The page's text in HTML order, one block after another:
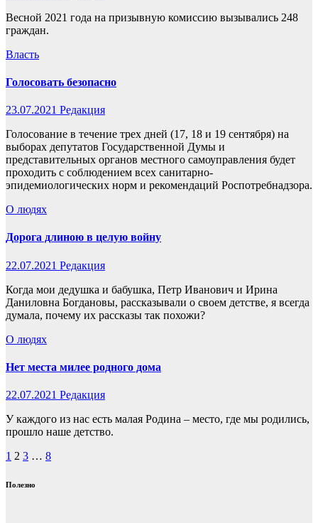
Весной 2021 года на призывную комиссию вызывались 248
граждан.
Власть
Голосовать безопасно
23.07.2021 Редакция
Голосование в течение трех дней (17, 18 и 19 сентября) на
выборах депутатов Государственной Думы и
представительных органов местного самоуправления будет
проходить с соблюдением всех санитарно-
эпидемиологических норм и рекомендаций Роспотребнадзора.
О людях
Дорога длиною в целую войну
22.07.2021 Редакция
Когда мои дедушка и бабушка, Петр Иванович и Ирина
Даниловна Богдановы, рассказывали о своем детстве, я всегда
думала, почему их рассказы так похожи?
О людях
Нет места милее родного дома
22.07.2021 Редакция
У каждого из нас есть малая Родина – место, где мы родились,
прошло наше детство.
Пагинация
записей
1 2 3 … 8
Полезно